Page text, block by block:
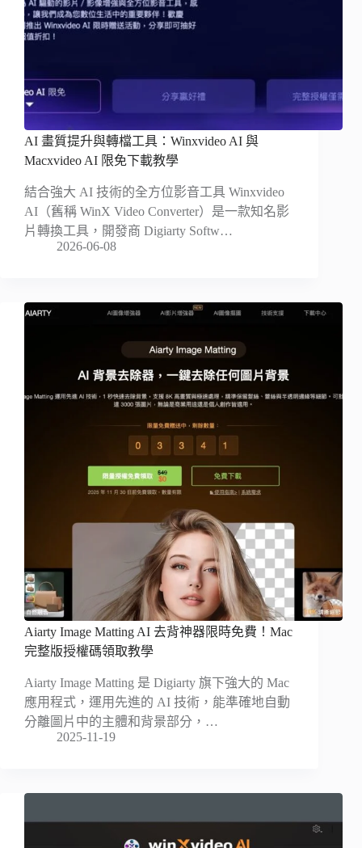
AI 畫質提升與轉檔工具：Winxvideo AI 與
Macxvideo AI 限免下載教學
結合強大 AI 技術的全方位影音工具 Winxvideo
AI（舊稱 WinX Video Converter）是一款知名影
片轉換工具，開發商 Digiarty Softw…
2026-06-08
Aiarty Image Matting AI 去背神器限時免費！Mac
完整版授權碼領取教學
Aiarty Image Matting 是 Digiarty 旗下強大的 Mac
應用程式，運用先進的 AI 技術，能準確地自動
分離圖片中的主體和背景部分，…
2025-11-19